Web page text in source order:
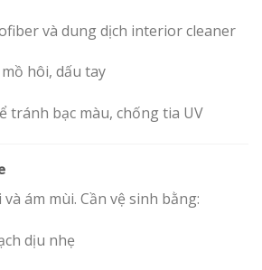
và dung dịch interior cleaner
hôi, dấu tay
tránh bạc màu, chống tia UV
ám mùi. Cần vệ sinh bằng:
dịu nhẹ